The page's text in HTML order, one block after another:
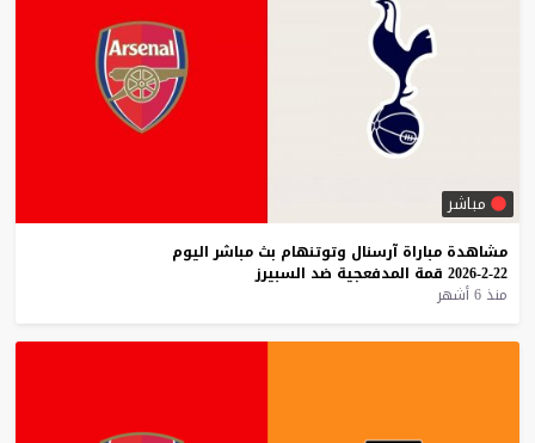
مباشر
مشاهدة مباراة آرسنال وتوتنهام بث مباشر اليوم
22-2-2026
قمة المدفعجية ضد السبيرز
منذ 6 أشهر